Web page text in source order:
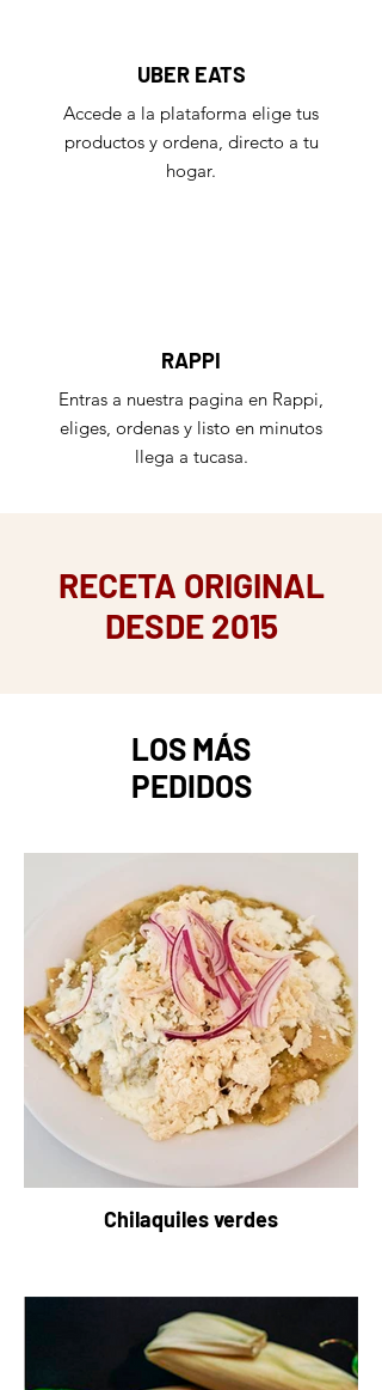
UBER EATS
Accede a la plataforma elige tus
productos y ordena, directo a tu
hogar.
RAPPI
Entras a nuestra pagina en Rappi,
eliges, ordenas y listo en minutos
llega a tucasa.
RECETA ORIGINAL
DESDE 2015
LOS MÁS
PEDIDOS
Chilaquiles verdes